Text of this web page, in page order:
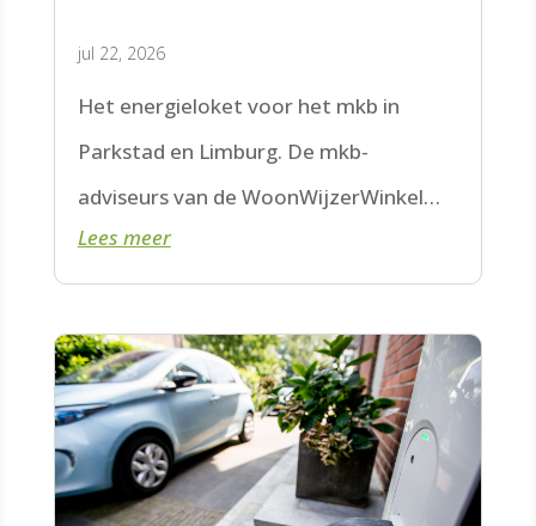
jul 22, 2026
Het energieloket voor het mkb in
Parkstad en Limburg. De mkb-
adviseurs van de WoonWijzerWinkel
Limburg staan voor je klaar.
Lees meer